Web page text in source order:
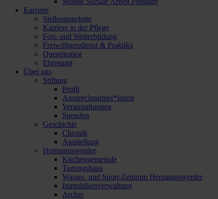
Karriere
Stellenangebote
Karriere in der Pflege
Fort- und Weiterbildung
Freiwilligendienst & Praktika
Quereinstieg
Ehrenamt
Über uns
Stiftung
Profil
Ansprechpartner*innen
Veranstaltungen
Spenden
Geschichte
Chronik
Ausstellung
Hermannswerder
Kirchengemeinde
Tagungshaus
Wasser- und Sport-Zentrum Hermannswerder
Immobilienverwaltung
Archiv